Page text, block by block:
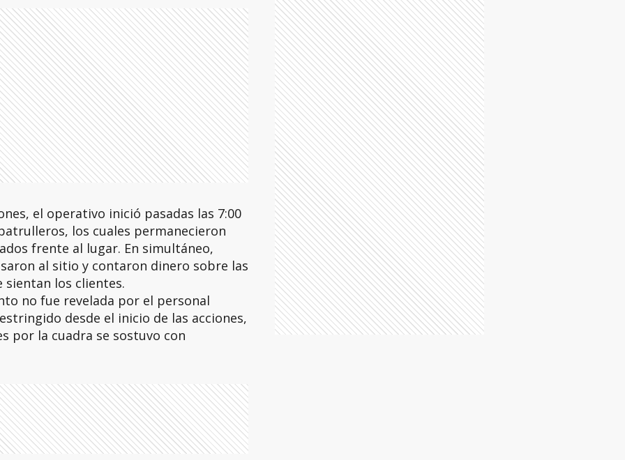
el operativo inició pasadas las 7:00
los cuales permanecieron
frente al lugar. En simultáneo,
al sitio y contaron dinero sobre las
sientan los clientes.
no fue revelada por el personal
desde el inicio de las acciones,
por la cuadra se sostuvo con